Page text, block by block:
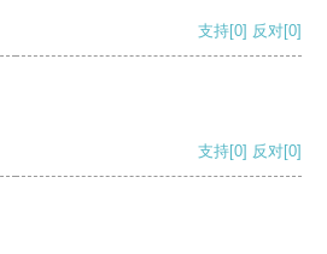
支持[0] 反对[0]
支持[0] 反对[0]